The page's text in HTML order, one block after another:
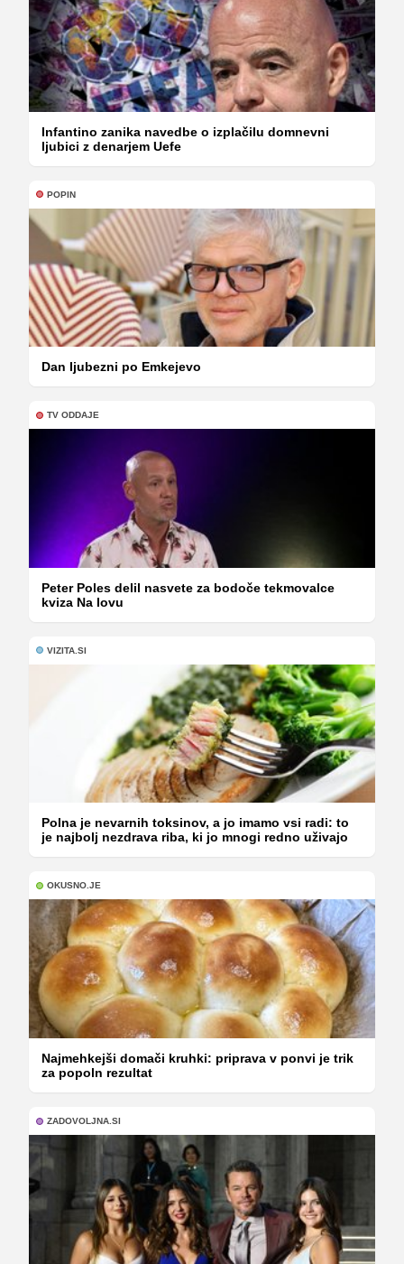
Infantino zanika navedbe o izplačilu domnevni
ljubici z denarjem Uefe
POPIN
Dan ljubezni po Emkejevo
TV ODDAJE
Peter Poles delil nasvete za bodoče tekmovalce
kviza Na lovu
VIZITA.SI
Polna je nevarnih toksinov, a jo imamo vsi radi: to
je najbolj nezdrava riba, ki jo mnogi redno uživajo
OKUSNO.JE
Najmehkejši domači kruhki: priprava v ponvi je trik
za popoln rezultat
ZADOVOLJNA.SI